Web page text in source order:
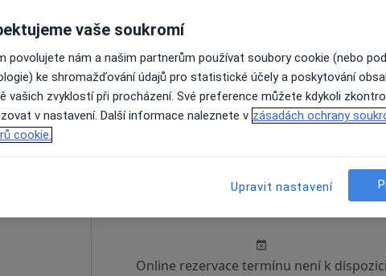
Online rezervace termínu není k dispozici
Rezervovat termín
Zítra Po
Online rezervace termínu není k dispozici
vaše soukromí
povolujete nám a našim partnerům používat soubory cookie (nebo
ke shromažďování údajů pro statistické účely a poskytování
vašich zvyklostí při procházení. Své preference můžete kdykoli
v nastavení. Další informace naleznete v zásadách ochrany
cookie.
Upravit nastavení